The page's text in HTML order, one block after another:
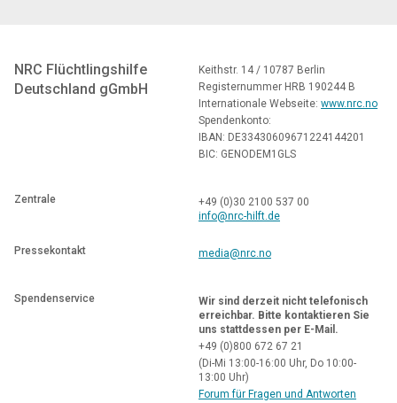
NRC Flüchtlingshilfe
Deutschland gGmbH
Keithstr. 14 / 10787 Berlin
Registernummer HRB 190244 B
Internationale Webseite: www.nrc.no
Spendenkonto:
IBAN: DE33430609671224144201
BIC: GENODEM1GLS
Zentrale
+49 (0)30 2100 537 00
info@nrc-hilft.de
Pressekontakt media@nrc.no
Spendenservice
Wir sind derzeit nicht telefonisch
erreichbar. Bitte kontaktieren Sie
uns stattdessen per E-Mail.
+49 (0)800 672 67 21
( Di-Mi 13:00-16:00 Uhr, Do 10:00-
13:00 Uhr)
Forum für Fragen und Antworten